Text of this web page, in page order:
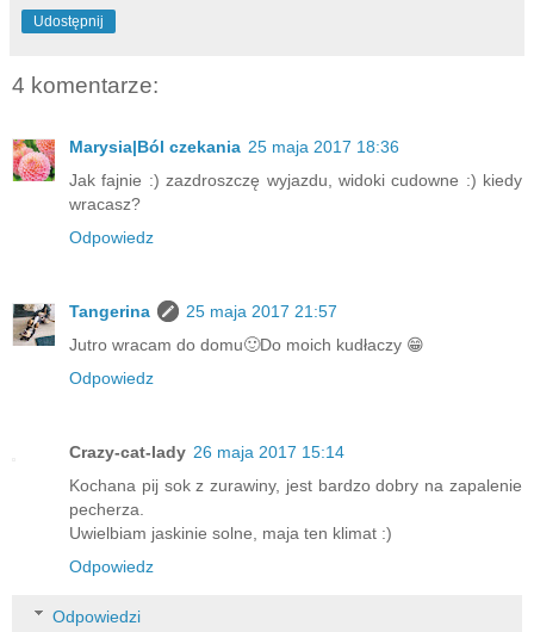
Udostępnij
4 komentarze:
Marysia|Ból czekania 25 maja 2017 18:36
Jak fajnie :) zazdroszczę wyjazdu, widoki cudowne :) kiedy
wracasz?
Odpowiedz
Tangerina
25 maja 2017 21:57
Jutro wracam do domu🙂Do moich kudłaczy 😁
Odpowiedz
Crazy-cat-lady 26 maja 2017 15:14
Kochana pij sok z zurawiny, jest bardzo dobry na zapalenie
pecherza.
Uwielbiam jaskinie solne, maja ten klimat :)
Odpowiedz
Odpowiedzi